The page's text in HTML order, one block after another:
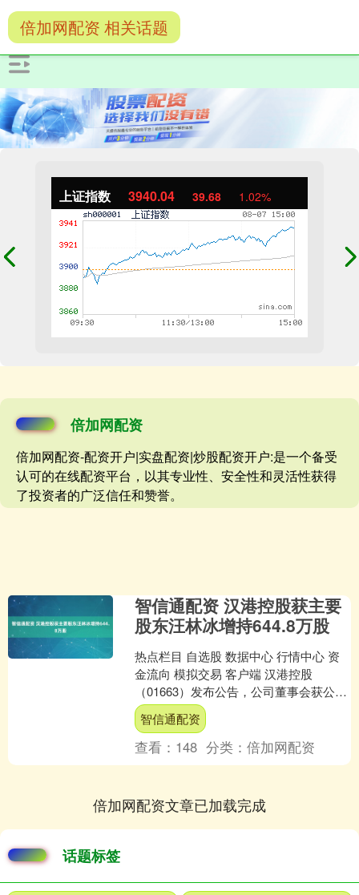
上证指数 3940.04 39.68 1.02%
倍加网配资
倍加网配资-配资开户|实盘配资|炒股配资开户:是一个备受
认可的在线配资平台，以其专业性、安全性和灵活性获得
了投资者的广泛信任和赞誉。
倍加网配资 相关话题
智信通配资 汉港控股获主要
股东汪林冰增持644.8万股
热点栏目 自选股 数据中心 行情中心 资
金流向 模拟交易 客户端 汉港控股
（01663）发布公告，公司董事会获公司
主席及主要股东汪林冰先生通知，彼于
2025年1....
智信通配资
查看： 148 分类：倍加网配资
倍加网配资文章已加载完成
话题标签